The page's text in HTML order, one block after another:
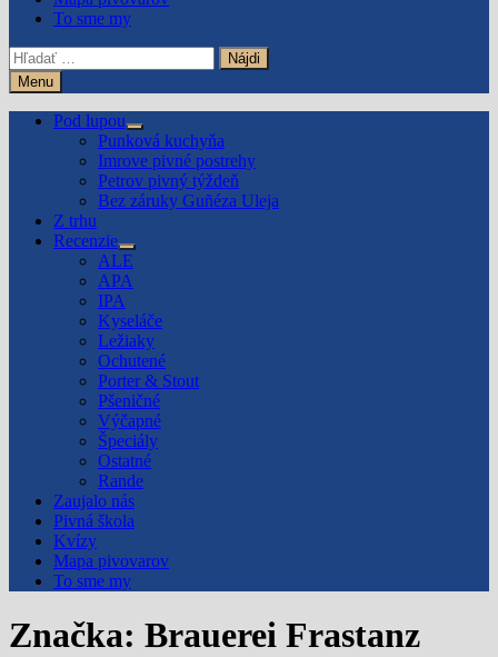
To sme my
Hľadať:
Menu
Pod lupou
Show
sub
menu
Punková kuchyňa
Imrove pivné postrehy
Petrov pivný týždeň
Bez záruky Guñéza Uleja
Z trhu
Recenzie
Show
sub
menu
ALE
APA
IPA
Kyseláče
Ležiaky
Ochutené
Porter & Stout
Pšeničné
Výčapné
Špeciály
Ostatné
Rande
Zaujalo nás
Pivná škola
Kvízy
Mapa pivovarov
To sme my
Značka: Brauerei Frastanz